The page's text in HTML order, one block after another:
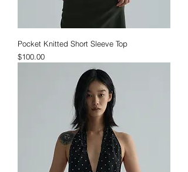
Pocket Knitted Short Sleeve Top
価格
$100.00